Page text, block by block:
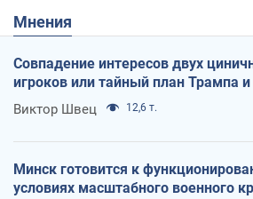
Мнения
Совпадение интересов двух
игроков или тайный план Трампа и
Виктор Швец 12,6 т.
Минск готовится к
условиях масштабного военного